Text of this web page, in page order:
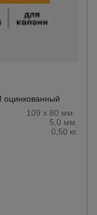
оцинкованный
109 х 80 мм.
5,0 мм.
0,50 кг.